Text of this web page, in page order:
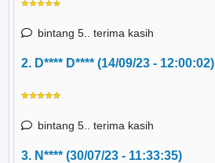
bintang 5.. terima kasih
2. D**** D**** (14/09/23 - 12:00:02)
bintang 5.. terima kasih
3. N**** (30/07/23 - 11:33:35)